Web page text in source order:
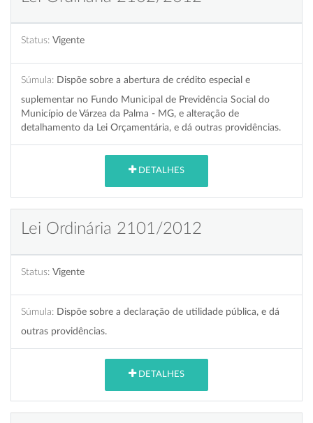
Status: Vigente
Súmula: Dispõe sobre a abertura de crédito especial e
suplementar no Fundo Municipal de Previdência Social do
Município de Várzea da Palma - MG, e alteração de
detalhamento da Lei Orçamentária, e dá outras providências.
DETALHES
Lei Ordinária 2101/2012
Status: Vigente
Súmula: Dispõe sobre a declaração de utilidade pública, e dá
outras providências.
DETALHES